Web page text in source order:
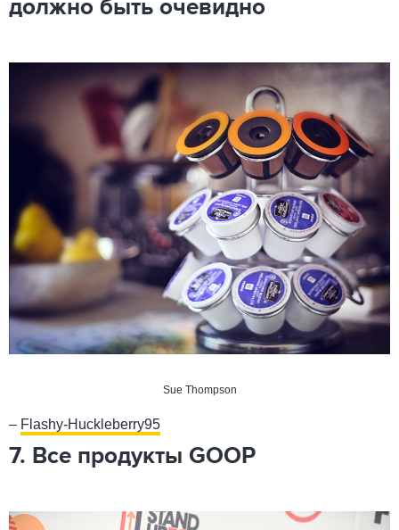
должно быть очевидно
Sue Thompson
– Flashy-Huckleberry95
7. Все продукты GOOP